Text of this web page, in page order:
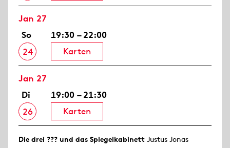
Jan 27
So
24
19:30 – 22:00
Karten
Jan 27
Di
26
19:00 – 21:30
Karten
Die drei ??? und das Spiegelkabinett Justus Jonas